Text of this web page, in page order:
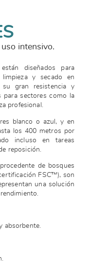
intensivo.
diseñados para
y secado en
su gran resistencia y
para sectores como la
profesional.
blanco o azul, y en
los 400 metros por
incluso en tareas
reposición.
de bosques
FSC™), son
una solución
absorbente.